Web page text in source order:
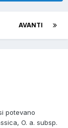
AVANTI
potevano
O. a. subsp.